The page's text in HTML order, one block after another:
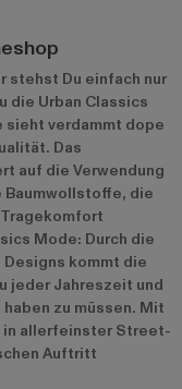
stehst Du einfach nur
die Urban Classics
verdammt dope
Das
auf die Verwendung
die
Mode: Durch die
kommt die
jeder Jahreszeit und
zu müssen. Mit
in allerfeinster Street-
Auftritt